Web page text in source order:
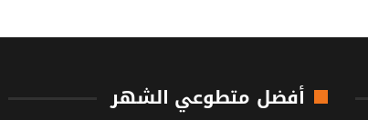
أفضل متطوعي الشهر